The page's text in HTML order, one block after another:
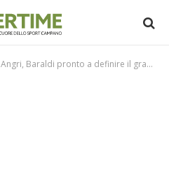
Angri, Baraldi pronto a definire il grande colpo!